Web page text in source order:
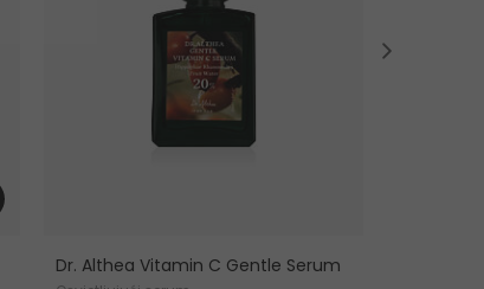
Dr. Althea Vitamin C Gentle Serum